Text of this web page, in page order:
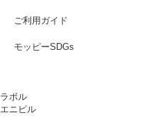
ご利用ガイド
モッピーSDGs
ラボル
エニピル